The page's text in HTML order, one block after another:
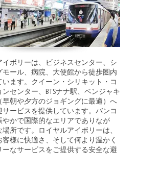
イボリーは、ビジネスセンター、シ
モール、病院、大使館から徒歩圏内
います。クイーン・シリキット・コ
ンセンター、BTSナナ駅、ベンジャキ
早朝や夕方のジョギングに最適）へ
サービスを提供しています。バンコ
やかで国際的なエリアでありなが
場所です。ロイヤルアイボリーは、
様に快適さ、そして何より温かく
ーなサービスをご提供する安全な避